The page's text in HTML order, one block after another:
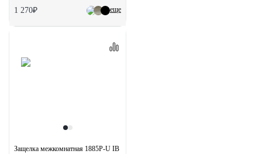
еще
1 270₽
Защелка межкомнатная 1885P-U IB с ответной планкой